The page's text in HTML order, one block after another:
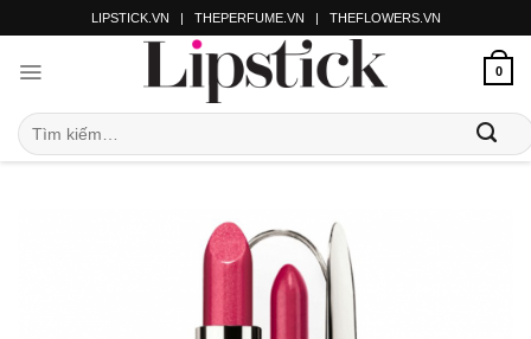
LIPSTICK.VN | THEPERFUME.VN | THEFLOWERS.VN
0